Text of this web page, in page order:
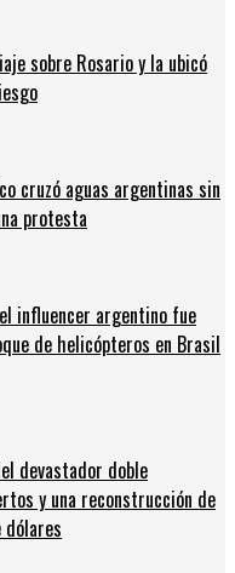
sobre Rosario y la ubicó
cruzó aguas argentinas sin
protesta
influencer argentino fue
de helicópteros en Brasil
devastador doble
y una reconstrucción de